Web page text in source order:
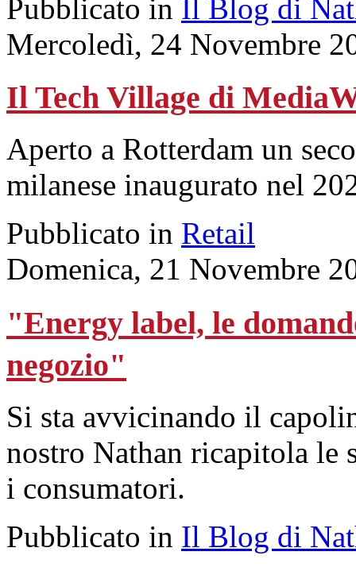
Pubblicato in Il Blog di
Mercoledì, 24 Novembre
Il Tech Village di
Aperto a Rotterdam un
milanese inaugurato nel
Pubblicato in Retail
Domenica, 21 Novembre
"Energy label, le
negozio"
Si sta avvicinando il
nostro Nathan ricapitola le
i consumatori.
Pubblicato in Il Blog di